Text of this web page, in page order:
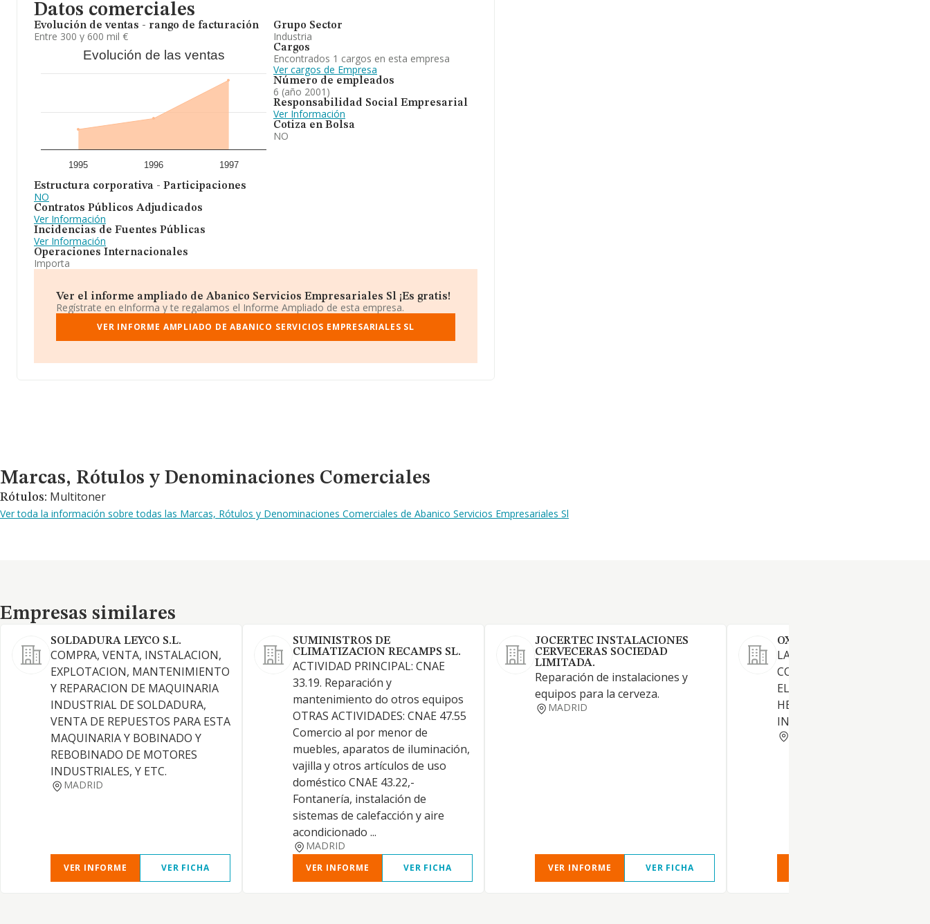
Datos comerciales
Evolución de ventas - rango de facturación
Entre 300 y 600 mil €
Evolución de las ventas
1995 1996 1997
Estructura corporativa - Participaciones
NO
Contratos Públicos Adjudicados
Ver Información
Incidencias de Fuentes Públicas
Ver Información
Operaciones Internacionales
Importa
Grupo Sector
Industria
Cargos
Encontrados 1 cargos en esta empresa
Ver cargos de Empresa
Número de empleados
6 (año 2001)
Responsabilidad Social Empresarial
Ver Información
Cotiza en Bolsa
NO
Ver el informe ampliado de Abanico Servicios Empresariales Sl ¡Es gratis!
Regístrate en eInforma y te regalamos el Informe Ampliado de esta empresa.
VER INFORME AMPLIADO DE ABANICO SERVICIOS EMPRESARIALES SL
Marcas, Rótulos y Denominaciones Comerciales
Marcas, Rótulos y Denominaciones Comerciales
Rótulos: Multitoner
Ver toda la información sobre todas las Marcas, Rótulos y Denominaciones Comerciales de Abanico Servicios Empresariales Sl
Empresas similares
Empresas similares
SOLDADURA LEYCO S.L.
COMPRA, VENTA, INSTALACION,
EXPLOTACION, MANTENIMIENTO
Y REPARACION DE MAQUINARIA
INDUSTRIAL DE SOLDADURA,
VENTA DE REPUESTOS PARA ESTA
MAQUINARIA Y BOBINADO Y
REBOBINADO DE MOTORES
INDUSTRIALES, Y ETC.
MADRID
VER INFORME VER FICHA
SUMINISTROS DE
CLIMATIZACION RECAMPS SL.
ACTIVIDAD PRINCIPAL: CNAE
33.19. Reparación y
mantenimiento do otros equipos
OTRAS ACTIVIDADES: CNAE 47.55
Comercio al por menor de
muebles, aparatos de iluminación,
vajilla y otros artículos de uso
doméstico CNAE 43.22,-
Fontanería, instalación de
sistemas de calefacción y aire
acondicionado ...
MADRID
VER INFORME VER FICHA
JOCERTEC INSTALACIONES
CERVECERAS SOCIEDAD
LIMITADA.
Reparación de instalaciones y
equipos para la cerveza.
MADRID
VER INFORME VER FICHA
OXIRIVAS SL
LA REPARACION Y
CONSERVACION DE
ELECTRICOS, MAQUINAS Y
HERRAMIENTAS DE USO
INDUSTRIAL.